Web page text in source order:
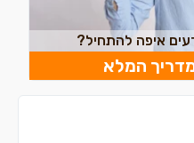
איפה להתחיל?
המלא